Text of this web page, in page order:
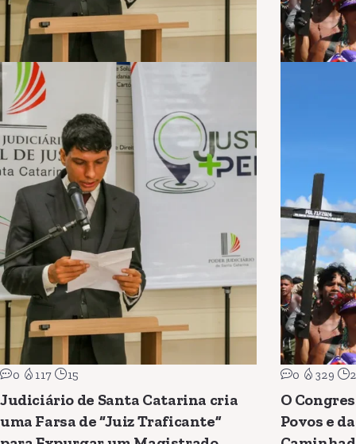
0 117 15
Judiciário de Santa Catarina cria
uma Farsa de “Juiz Traficante”
0 329
O
Povos e